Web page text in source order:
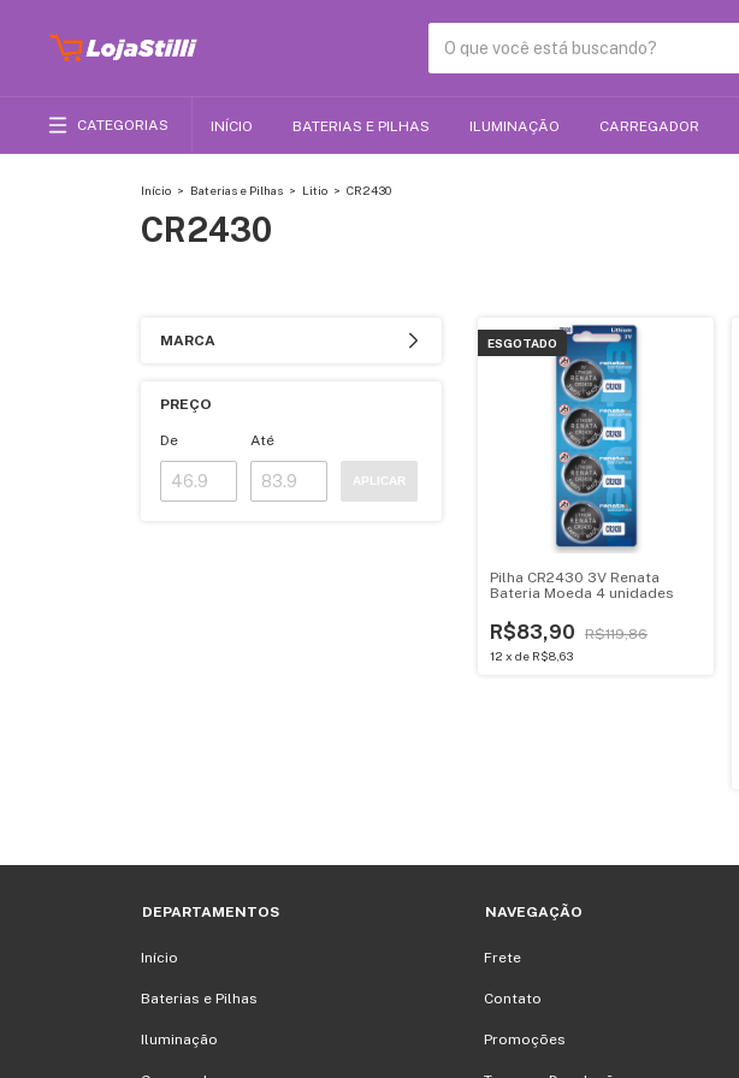
CATEGORIAS INÍCIO BATERIAS E PILHAS ILUMINAÇÃO CARREGADOR
Início > Baterias e Pilhas > Litio > CR2430
CR2430
MARCA
PREÇO
De Até
APLICAR
ESGOTADO
Pilha CR2430 3V Renata
Bateria Moeda 4 unidades
R$83,90 R$119,86
12 x de R$8,63
DEPARTAMENTOS
Início
Baterias e Pilhas
Iluminação
NAVEGAÇÃO
Frete
Contato
Promoções